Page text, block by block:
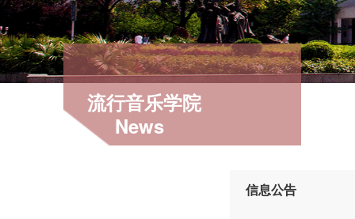
流行音乐学院
News
信息公告